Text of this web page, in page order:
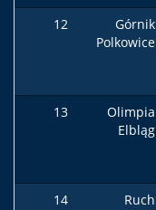
12
Górnik
Polkowice
13
Olimpia
Elbląg
14
Ruch